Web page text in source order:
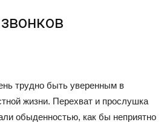
трудно быть уверенным в
жизни. Перехват и прослушка
обыденностью, как бы неприятно